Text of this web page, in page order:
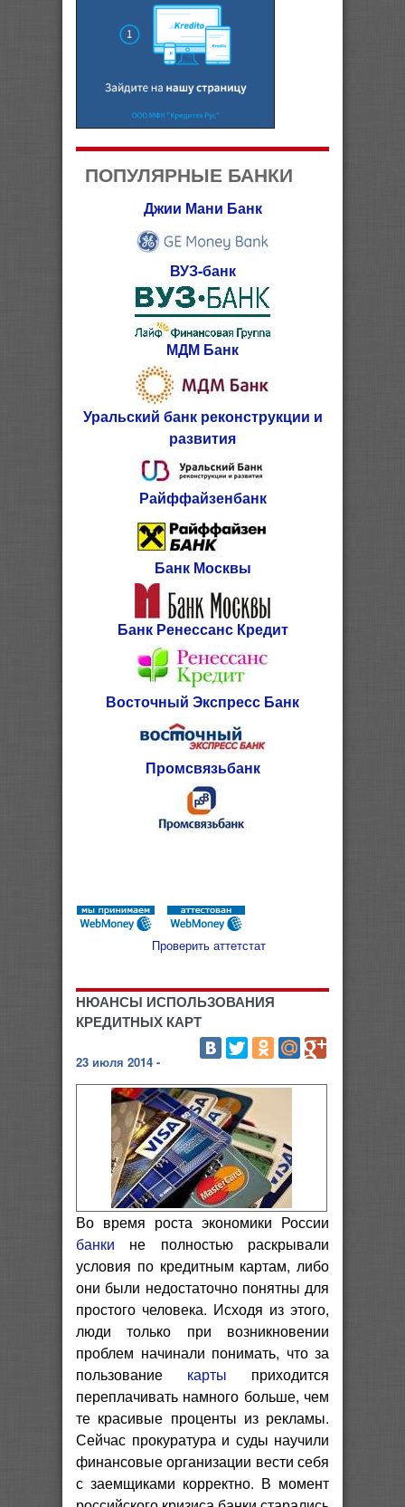
ПОПУЛЯРНЫЕ БАНКИ
Джии Мани Банк
ВУЗ-банк
МДМ Банк
Уральский банк реконструкции и
развития
Райффайзенбанк
Банк Москвы
Банк Ренессанс Кредит
Восточный Экспресс Банк
Промсвязьбанк
Проверить аттетстат
НЮАНСЫ ИСПОЛЬЗОВАНИЯ
КРЕДИТНЫХ КАРТ
23 июля 2014 -
Во время роста экономики России
банки не полностью раскрывали
условия по кредитным картам, либо
они были недостаточно понятны для
простого человека. Исходя из этого,
люди только при возникновении
проблем начинали понимать, что за
пользование карты приходится
переплачивать намного больше, чем
те красивые проценты из рекламы.
Сейчас прокуратура и суды научили
финансовые организации вести себя
с заемщиками корректно. В момент